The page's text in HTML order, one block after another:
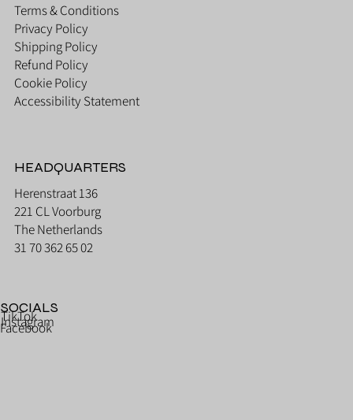
Terms & Conditions
Privacy Policy
Shipping Policy
Refund Policy
Cookie Policy
Accessibility Statement
HEADQUARTERS
Herenstraat 136
221 CL Voorburg
The Netherlands
31 70 362 65 02
SOCIALS
TikTok
Instagram
Facebook